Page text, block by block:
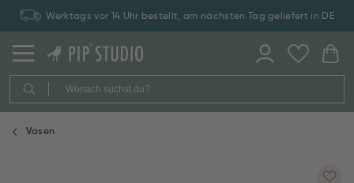
Werktags vor 14 Uhr bestellt, am nächsten Tag geliefert in DE
Vasen